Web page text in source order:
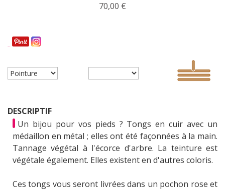
70,00 €
DESCRIPTIF
Un bijou pour vos pieds ? Tongs en cuir avec un
médaillon en métal ; elles ont été façonnées à la main.
Tannage végétal à l'écorce d'arbre. La teinture est
végétale également. Elles existent en d'autres coloris.
Ces tongs vous seront livrées dans un pochon rose et